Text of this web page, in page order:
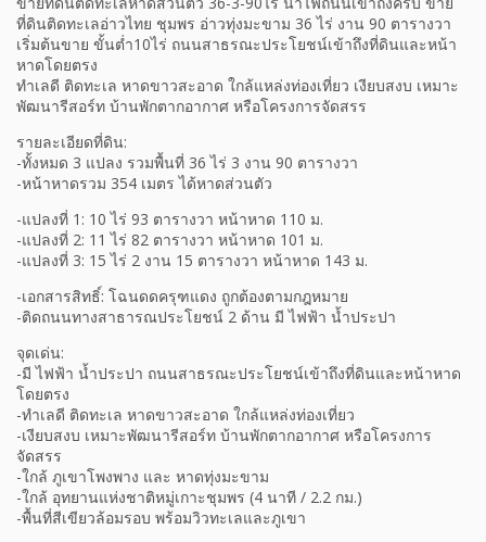
ที่ดินติดทะเลอ่าวไทย ชุมพร อ่าวทุ่งมะขาม 36 ไร่ งาน 90 ตารางวา
เริ่มต้นขาย ขั้นต่ำ10ไร่ ถนนสาธรณะประโยชน์เข้าถึงที่ดินและหน้า
หาดโดยตรง
ทำเลดี ติดทะเล หาดขาวสะอาด ใกล้แหล่งท่องเที่ยว เงียบสงบ เหมาะ
พัฒนารีสอร์ท บ้านพักตากอากาศ หรือโครงการจัดสรร
รายละเอียดที่ดิน:
-ทั้งหมด 3 แปลง รวมพื้นที่ 36 ไร่ 3 งาน 90 ตารางวา
-หน้าหาดรวม 354 เมตร ได้หาดส่วนตัว
-แปลงที่ 1: 10 ไร่ 93 ตารางวา หน้าหาด 110 ม.
-แปลงที่ 2: 11 ไร่ 82 ตารางวา หน้าหาด 101 ม.
-แปลงที่ 3: 15 ไร่ 2 งาน 15 ตารางวา หน้าหาด 143 ม.
-เอกสารสิทธิ์: โฉนดดครุฑแดง ถูกต้องตามกฎหมาย
-ติดถนนทางสาธารณประโยชน์ 2 ด้าน มี ไฟฟ้า น้ำประปา
จุดเด่น:
-มี ไฟฟ้า น้ำประปา ถนนสาธรณะประโยชน์เข้าถึงที่ดินและหน้าหาด
โดยตรง
-ทำเลดี ติดทะเล หาดขาวสะอาด ใกล้แหล่งท่องเที่ยว
-เงียบสงบ เหมาะพัฒนารีสอร์ท บ้านพักตากอากาศ หรือโครงการ
จัดสรร
-ใกล้ ภูเขาโพงพาง และ หาดทุ่งมะขาม
-ใกล้ อุทยานแห่งชาติหมู่เกาะชุมพร (4 นาที / 2.2 กม.)
-พื้นที่สีเขียวล้อมรอบ พร้อมวิวทะเลและภูเขา